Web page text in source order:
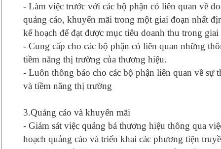
- Làm việc trước với các bộ phận có liên quan về
quảng cáo, khuyến mãi trong một giai đoạn nhất
kế hoạch để đạt được mục tiêu doanh thu trong
- Cung cấp cho các bộ phận có liên quan những
tiềm năng thị trường của thương hiệu.
- Luôn thông báo cho các bộ phận liên quan về sự
và tiềm năng thị trường
3.Quảng cáo và khuyến mãi
- Giám sát việc quảng bá thương hiệu thông qua
hoạch quảng cáo và triển khai các phương tiện